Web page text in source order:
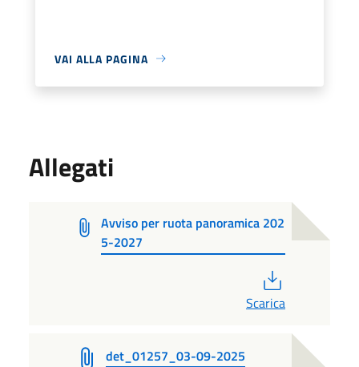
VAI ALLA PAGINA
Allegati
Avviso per ruota panoramica 202
5-2027
Scarica
det_01257_03-09-2025